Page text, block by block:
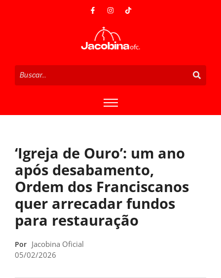
‘Igreja de Ouro’: um ano
após desabamento,
Ordem dos Franciscanos
quer arrecadar fundos
para restauração
Por Jacobina Oficial
05/02/2026